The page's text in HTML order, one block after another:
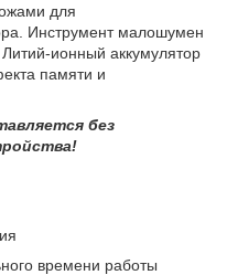
для
Инструмент малошумен
ионный аккумулятор
памяти и
без
времени работы